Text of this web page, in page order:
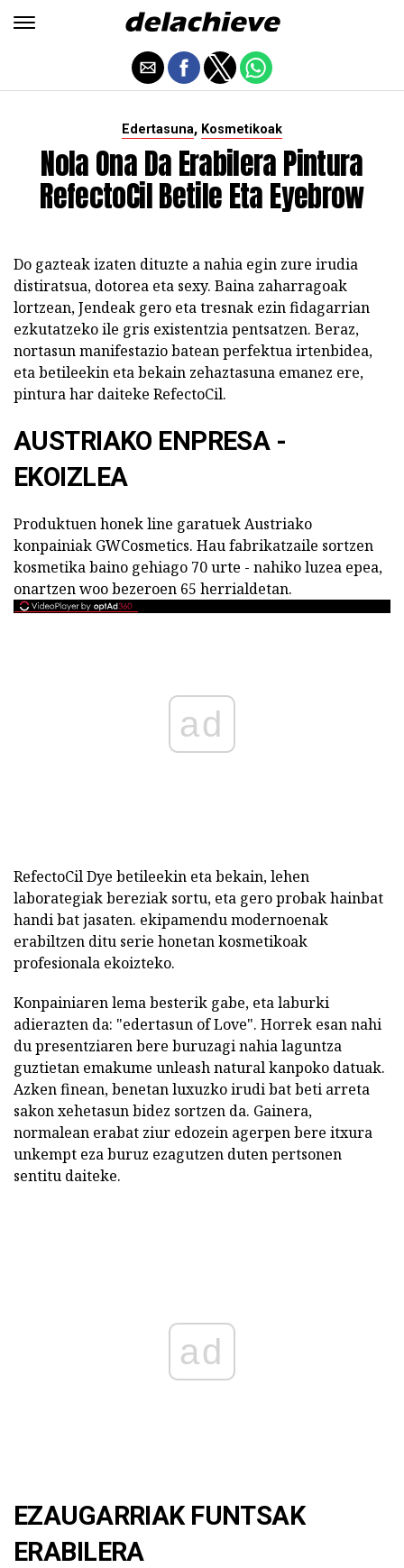
Edertasuna, Kosmetikoak
Nola Ona Da Erabilera Pintura
RefectoCil Betile Eta Eyebrow
Do gazteak izaten dituzte a nahia egin zure irudia
distiratsua, dotorea eta sexy. Baina zaharragoak
lortzean, Jendeak gero eta tresnak ezin fidagarrian
ezkutatzeko ile gris existentzia pentsatzen. Beraz,
nortasun manifestazio batean perfektua irtenbidea,
eta betileekin eta bekain zehaztasuna emanez ere,
pintura har daiteke RefectoCil.
AUSTRIAKO ENPRESA -
EKOIZLEA
Produktuen honek line garatuek Austriako
konpainiak GWCosmetics. Hau fabrikatzaile sortzen
kosmetika baino gehiago 70 urte - nahiko luzea epea,
onartzen woo bezeroen 65 herrialdetan.
ad
RefectoCil Dye betileekin eta bekain, lehen
laborategiak bereziak sortu, eta gero probak hainbat
handi bat jasaten. ekipamendu modernoenak
erabiltzen ditu serie honetan kosmetikoak
profesionala ekoizteko.
Konpainiaren lema besterik gabe, eta laburki
adierazten da: "edertasun of Love". Horrek esan nahi
du presentziaren bere buruzagi nahia laguntza
guztietan emakume unleash natural kanpoko datuak.
Azken finean, benetan luxuzko irudi bat beti arreta
sakon xehetasun bidez sortzen da. Gainera,
normalean erabat ziur edozein agerpen bere itxura
unkempt eza buruz ezagutzen duten pertsonen
sentitu daiteke.
ad
EZAUGARRIAK FUNTSAK
ERABILERA